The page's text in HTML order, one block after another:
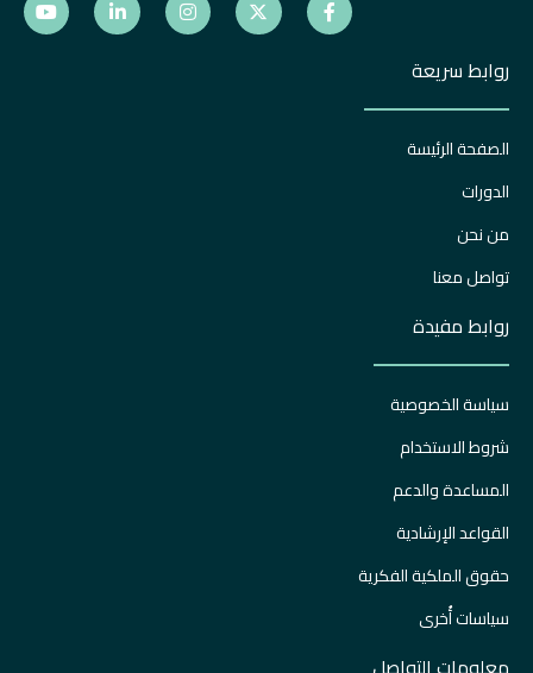
روابط سريعة
الصفحة الرئيسة
الدورات
من نحن
تواصل معنا
روابط مفيدة
سياسة الخصوصية
شروط الاستخدام
المساعدة والدعم
القواعد الإرشادية
حقوق الملكية الفكرية
سياسات أُخرى